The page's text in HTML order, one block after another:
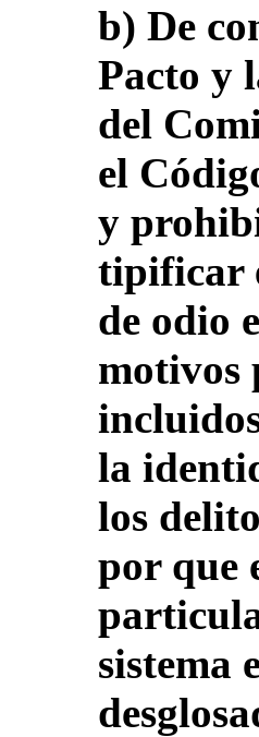
b) De
Pacto y
del
el
y
tipificar
de odio
motivos
la
los
por que
sistema